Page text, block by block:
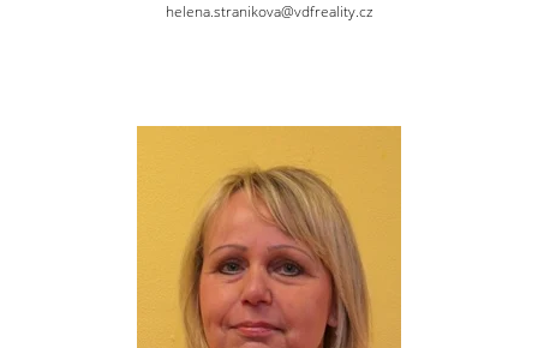
helena.stranikova@vdfreality.cz